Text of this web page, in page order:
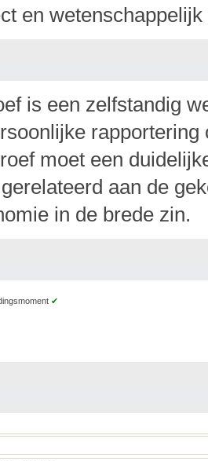
en
is een zelfstandig
moet een
aan de
in de brede zin.
✔